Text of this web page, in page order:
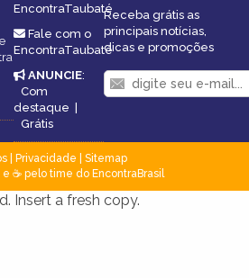
EncontraTaubaté
Fale com o
EncontraTaubaté
ANUNCIE:
Com
destaque |
Grátis
Receba grátis as
principais notícias,
dicas e promoções
| Privacidade
Sitemap
☕ pelo time do EncontraBrasil
Insert a fresh copy.